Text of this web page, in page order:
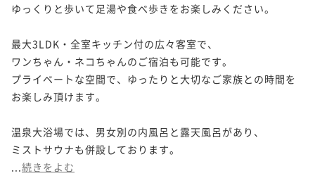
ゆっくりと歩いて足湯や食べ歩きをお楽しみください。
最大3LDK・全室キッチン付の広々客室で、
ワンちゃん・ネコちゃんのご宿泊も可能です。
プライベートな空間で、ゆったりと大切なご家族との時間を
お楽しみ頂けます。
温泉大浴場では、男女別の内風呂と露天風呂があり、
ミストサウナも併設しております。
続きをよむ